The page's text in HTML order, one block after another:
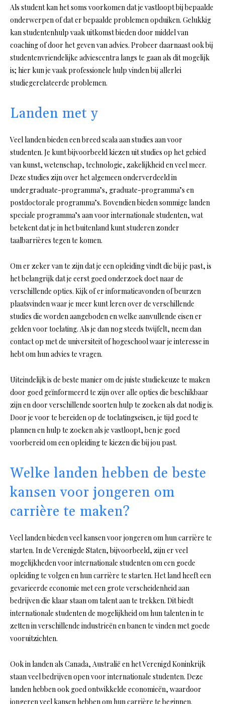
Als student kan het soms voorkomen dat je vastloopt bij bepaalde
onderwerpen of dat er bepaalde problemen opduiken. Gelukkig
kan studentenhulp vaak uitkomst bieden door middel van
coaching of door het geven van advies. Probeer daarnaast ook bij
studentenvriendelijke adviescentra langs te gaan als dit mogelijk
is; hier kun je vaak professionele hulp vinden bij allerlei
studiegerelateerde problemen.
Landen met y
Veel landen bieden een breed scala aan studies aan voor
studenten. Je kunt bijvoorbeeld kiezen uit studies op het gebied
van kunst, wetenschap, technologie, zakelijkheid en veel meer.
Deze studies zijn over het algemeen onderverdeeld in
undergraduate-programma’s, graduate-programma’s en
postdoctorale programma’s. Bovendien bieden sommige landen
speciale programma’s aan voor internationale studenten, wat
betekent dat je in het buitenland kunt studeren zonder
taalbarrières tegen te komen.
Om er zeker van te zijn dat je een opleiding vindt die bij je past, is
het belangrijk dat je eerst goed onderzoek doet naar de
verschillende opties. Kijk of er informatieavonden of beurzen
plaatsvinden waar je meer kunt leren over de verschillende
studies die worden aangeboden en welke aanvullende eisen er
gelden voor toelating. Als je dan nog steeds twijfelt, neem dan
contact op met de universiteit of hogeschool waar je interesse in
hebt om hun advies te vragen.
Uiteindelijk is de beste manier om de juiste studiekeuze te maken
door goed geïnformeerd te zijn over alle opties die beschikbaar
zijn en door verschillende soorten hulp te zoeken als dat nodig is.
Door je voor te bereiden op de toelatingseisen, je tijd goed te
plannen en hulp te zoeken als je vastloopt, ben je goed
voorbereid om een opleiding te kiezen die bij jou past.
Welke landen hebben de beste
kansen voor jongeren om
carrière te maken?
Veel landen bieden veel kansen voor jongeren om hun carrière te
starten. In de Verenigde Staten, bijvoorbeeld, zijn er veel
mogelijkheden voor internationale studenten om een goede
opleiding te volgen en hun carrière te starten. Het land heeft een
gevarieerde economie met een grote verscheidenheid aan
bedrijven die klaar staan om talent aan te trekken. Dit biedt
internationale studenten de mogelijkheid om hun talenten in te
zetten in verschillende industrieën en banen te vinden met goede
vooruitzichten.
Ook in landen als Canada, Australië en het Verenigd Koninkrijk
staan veel bedrijven open voor internationale studenten. Deze
landen hebben ook goed ontwikkelde economieën, waardoor
jongeren veel kansen hebben om hun carrière te beginnen.